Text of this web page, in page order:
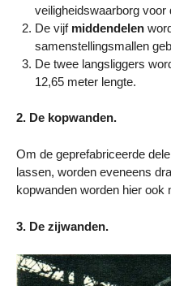
veiligheidswaarborg voor
De vijf middendelen
samenstellingsmallen
De twee langsliggers
12,65 meter lengte.
2. De kopwanden.
Om de geprefabriceerde
lassen, worden eveneens
kopwanden worden hier ook
3. De zijwanden.